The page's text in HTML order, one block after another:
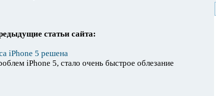
статьи сайта:
iPhone 5 решена
iPhone 5, стало очень быстрое облезание